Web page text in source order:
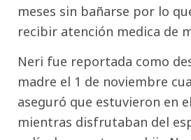
meses sin bañarse por lo
recibir atención medica de
Neri fue reportada como
madre el 1 de noviembre
aseguró que estuvieron en
mientras disfrutaban del